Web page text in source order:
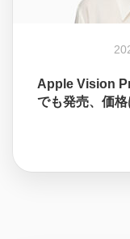
Apple Vision
でも発売、価